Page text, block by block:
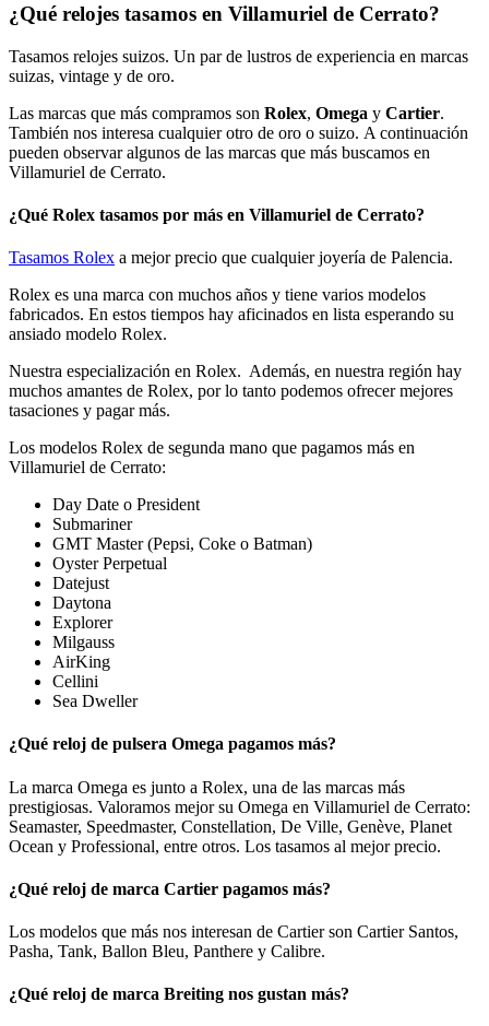
¿Qué relojes tasamos en Villamuriel de Cerrato?
Tasamos relojes suizos. Un par de lustros de experiencia en marcas
suizas, vintage y de oro.
Las marcas que más compramos son Rolex, Omega y Cartier.
También nos interesa cualquier otro de oro o suizo. A continuación
pueden observar algunos de las marcas que más buscamos en
Villamuriel de Cerrato.
¿Qué Rolex tasamos por más en Villamuriel de Cerrato?
Tasamos Rolex a mejor precio que cualquier joyería de Palencia.
Rolex es una marca con muchos años y tiene varios modelos
fabricados. En estos tiempos hay aficinados en lista esperando su
ansiado modelo Rolex.
Nuestra especialización en Rolex. Además, en nuestra región hay
muchos amantes de Rolex, por lo tanto podemos ofrecer mejores
tasaciones y pagar más.
Los modelos Rolex de segunda mano que pagamos más en
Villamuriel de Cerrato:
Day Date o President
Submariner
GMT Master (Pepsi, Coke o Batman)
Oyster Perpetual
Datejust
Daytona
Explorer
Milgauss
AirKing
Cellini
Sea Dweller
¿Qué reloj de pulsera Omega pagamos más?
La marca Omega es junto a Rolex, una de las marcas más
prestigiosas. Valoramos mejor su Omega en Villamuriel de Cerrato:
Seamaster, Speedmaster, Constellation, De Ville, Genève, Planet
Ocean y Professional, entre otros. Los tasamos al mejor precio.
¿Qué reloj de marca Cartier pagamos más?
Los modelos que más nos interesan de Cartier son Cartier Santos,
Pasha, Tank, Ballon Bleu, Panthere y Calibre.
¿Qué reloj de marca Breiting nos gustan más?